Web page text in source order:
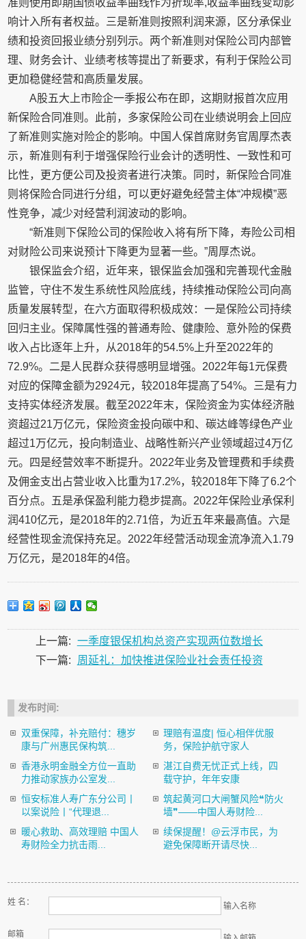
准则使用即期国债收益率曲线作为折现率,收益率曲线变动影
响计入所有者权益。三是新准则按照利润来源，区分承保业
绩和投资回报业绩分别列示。两个新准则对保险公司内部管
理、财务会计、业绩考核等提出了新要求，有利于保险公司
更加稳健经营和高质量发展。
A股五大上市险企一季报公布在即，这期财报首次应用
新保险合同准则。此前，多家保险公司在业绩说明会上回应
了新准则实施对险企的影响。中国人保首席财务官周厚杰表
示，新准则有利于增强保险行业会计的透明性、一致性和可
比性，更方便公司及投资者进行决策。同时，新保险合同准
则将保险合同进行分组，可以更好避免经营主体“冲规模”恶
性竞争，减少对经营利润波动的影响。
“新准则下保险公司的保险收入将有所下降，寿险公司相
对财险公司来说预计下降更为显著一些。”周厚杰说。
银保监会介绍，近年来，银保监会加强和完善现代金融
监管，守住不发生系统性风险底线，持续推动保险公司向高
质量发展转型，在六方面取得积极成效：一是保险公司持续
回归主业。保障属性强的普通寿险、健康险、意外险的保费
收入占比逐年上升，从2018年的54.5%上升至2022年的
72.9%。二是人民群众获得感明显增强。2022年每1元保费
对应的保障金额为2924元，较2018年提高了54%。三是有力
支持实体经济发展。截至2022年末，保险资金为实体经济融
资超过21万亿元，保险资金投向碳中和、碳达峰等绿色产业
超过1万亿元，投向制造业、战略性新兴产业领域超过4万亿
元。四是经营效率不断提升。2022年业务及管理费和手续费
及佣金支出占营业收入比重为17.2%，较2018年下降了6.2个
百分点。五是承保盈利能力稳步提高。2022年保险业承保利
润410亿元，是2018年的2.71倍，为近五年来最高值。六是
经营性现金流保持充足。2022年经营活动现金流净流入1.79
万亿元，是2018年的4倍。
上一篇: 一季度银保机构总资产实现两位数增长
下一篇:
周延礼：加快推进保险业社会责任投资
发布时间:
双重保障，补充赔付：穗岁
康与广州惠民保构筑...
理赔有温度| 恒心相伴优服
务，保险护航守家人
香港永明金融全方位一直助
力推动家族办公室发...
湛江自费无忧正式上线，四
载守护，年年安康
恒安标准人寿广东分公司丨
以案说险丨“代理退...
筑起黄河口大闸蟹风险❝防火
墙❞——中国人寿财险...
暖心救助、高效理赔 中国人
寿财险全力抗击雨...
续保提醒！@云浮市民，为
避免保障断开请尽快...
姓 名： 输入名称
邮箱